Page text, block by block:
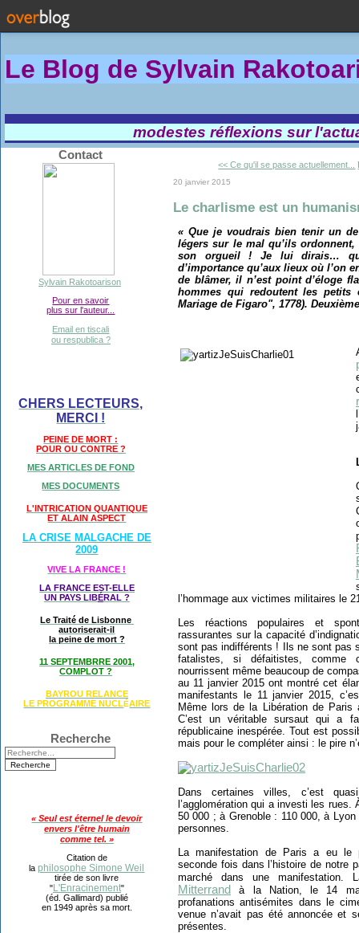
Le Blog de Sylvain Rakotoa
modestes réflexions sur
Contact
Sylvain Rakotoarison
Pour en savoir
plus sur l'auteur...
Email en tiscali
ou respublica ?
CHERS LECTEURS,
MERCI !
PEINE DE MORT :
POUR OU CONTRE ?
MES ARTICLES DE FOND
MES DOCUMENTS
L'INTRICATION QUANTIQUE
ET ALAIN ASPECT
LA CRISE MALGACHE DE
2009
VIVE LA FRANCE !
LA FRANCE EST-ELLE
UN PAYS LIBÉRAL ?
Le Traité de Lisbonne
autoriserait-il
la peine de mort ?
11 SEPTEMBRRE 2001,
COMPLOT ?
BAYROU RELANCE
LE PROGRAMME NUCLÉAIRE
Recherche
« Seul est éternel le devoir
envers l'être humain
comme tel. »
Citation de
laphilosophe Simone Weil
tirée de son livre
"L'Enracinement"
(éd. Gallimard) publié
en 1949 après sa mort.
<< Ce qu'il se passe actuellement...
20 janvier 2015
Le charlisme est un
« Que je voudrais bien tenir un
légers sur le mal qu’ils
son orgueil ! Je lui dirais…
d’importance qu’aux lieux où l’on
de blâmer, il n’est point d’éloge
hommes qui redoutent les petits
Mariage de Figaro", 1778).
l’hommage aux victimes militaires le
Les réactions populaires et
rassurantes sur la capacité
sont pas indifférents ! Ils ne sont pas
fatalistes, si défaitistes, comme
nourrissent même beaucoup de
au 11 janvier 2015 ont montré cet
manifestants le 11 janvier 2015,
Même lors de la Libération de
C’est un véritable sursaut qui a
républicaine inespérée. Tout est
mais pour le compléter ainsi : le pire
Dans certaines villes, c’est
l’agglomération qui a investi les
50 000 ; à Grenoble : 110 000, à
personnes.
La manifestation de Paris a eu le
seconde fois dans l’histoire de notre
marché dans une manifestation.
Mitterrand
à la Nation, le 14
profanations antisémites dans le
venue n’avait pas été annoncée et
présentes.